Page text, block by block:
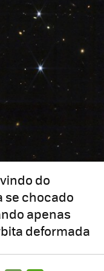
do
se chocado
apenas
deformada